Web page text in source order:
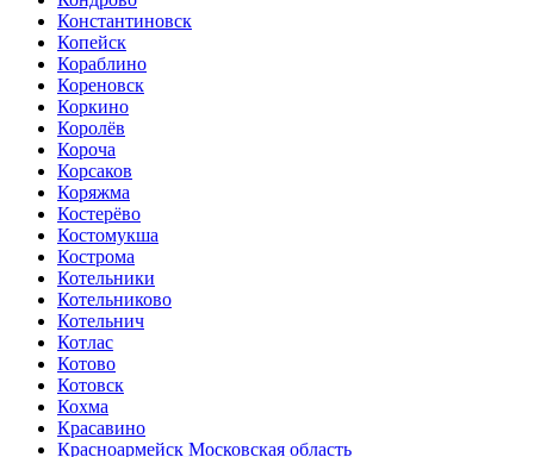
Константиновск
Копейск
Кораблино
Кореновск
Коркино
Королёв
Короча
Корсаков
Коряжма
Костерёво
Костомукша
Кострома
Котельники
Котельниково
Котельнич
Котлас
Котово
Котовск
Кохма
Красавино
Красноармейск Московская область